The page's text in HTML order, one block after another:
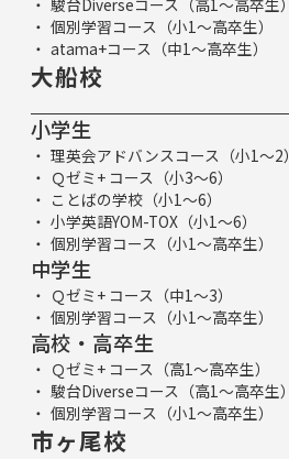
駿台Diverseコース（高1～高卒生）
個別学習コース（小1～高卒生）
atama+コース（中1～高卒生）
大船校
小学生
理英会アドバンスコース（小1～2）
Ｑゼミ+ コース（小3～6）
ことばの学校（小1～6）
小学英語YOM-TOX（小1～6）
個別学習コース（小1～高卒生）
中学生
Ｑゼミ+ コース（中1～3）
個別学習コース（小1～高卒生）
高校・高卒生
Ｑゼミ+ コース（高1～高卒生）
駿台Diverseコース（高1～高卒生）
個別学習コース（小1～高卒生）
市ヶ尾校